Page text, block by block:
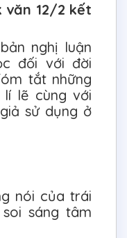
văn 12/2 kết
nghị luận
đối với đời
tắt những
lí lẽ cùng với
sử dụng ở
nói của trái
sáng tâm